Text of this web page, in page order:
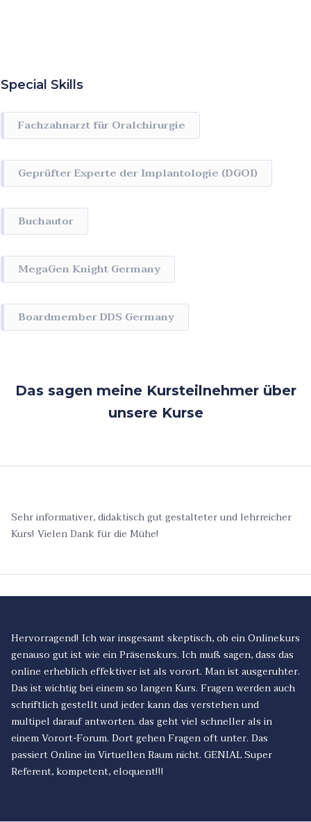
Special Skills
Fachzahnarzt für Oralchirurgie
Geprüfter Experte der Implantologie (DGOI)
Buchautor
MegaGen Knight Germany
Boardmember DDS Germany
Das sagen meine Kursteilnehmer über
unsere Kurse
Sehr informativer, didaktisch gut gestalteter und lehrreicher
Kurs! Vielen Dank für die Mühe!
Hervorragend! Ich war insgesamt skeptisch, ob ein Onlinekurs
genauso gut ist wie ein Präsenskurs. Ich muß sagen, dass das
online erheblich effektiver ist als vorort. Man ist ausgeruhter.
Das ist wichtig bei einem so langen Kurs. Fragen werden auch
schriftlich gestellt und jeder kann das verstehen und
multipel darauf antworten. das geht viel schneller als in
einem Vorort-Forum. Dort gehen Fragen oft unter. Das
passiert Online im Virtuellen Raum nicht. GENIAL Super
Referent, kompetent, eloquent!!!